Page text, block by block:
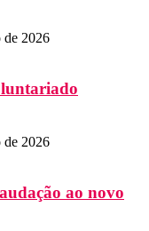
de 2026
de 2026
ao novo